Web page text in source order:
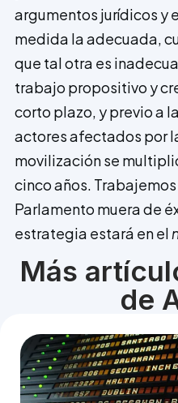
argumentos jurídicos y
medida la adecuada,
que tal otra es
trabajo propositivo y
corto plazo, y previo a
actores afectados por
movilización se
cinco años.
Parlamento muera de
estrategia estará en el
Más
de